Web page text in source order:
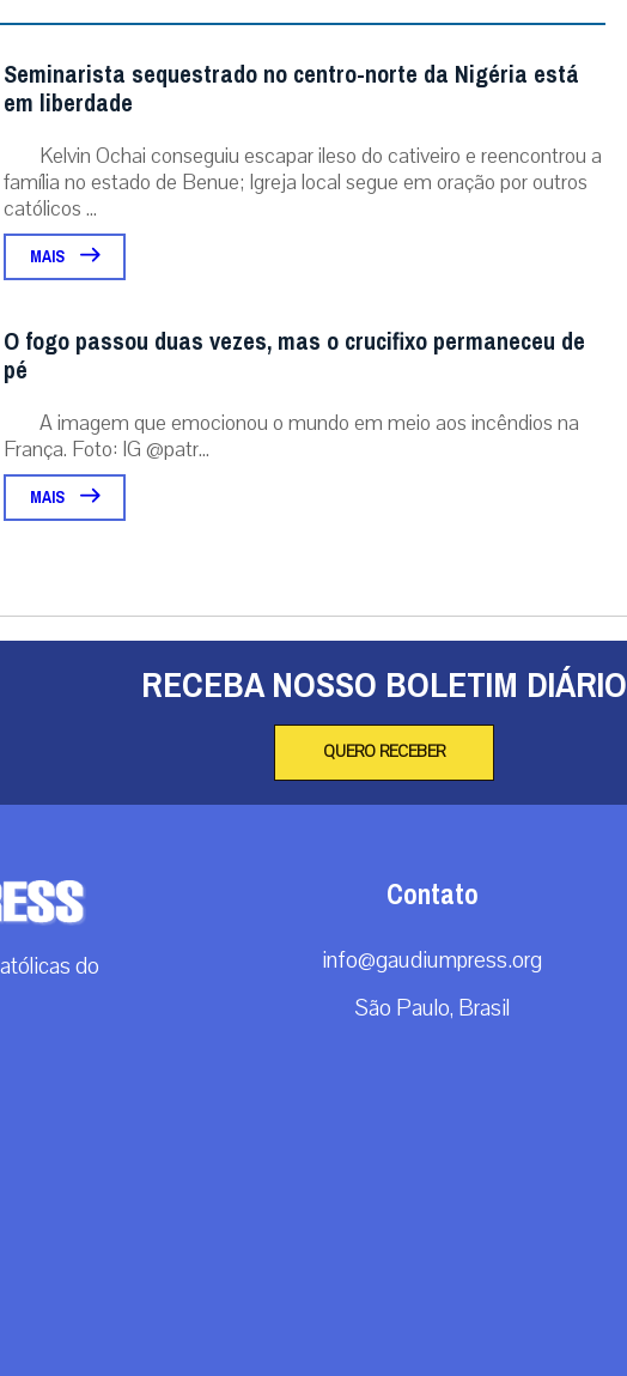
Seminarista sequestrado no centro-norte da Nigéria está
em liberdade
Kelvin Ochai conseguiu escapar ileso do cativeiro e reencontrou a
família no estado de Benue; Igreja local segue em oração por outros
católicos ...
MAIS
O fogo passou duas vezes, mas o crucifixo permaneceu de
pé
A imagem que emocionou o mundo em meio aos incêndios na
França. Foto: IG @patr...
MAIS
RECEBA NOSSO BOLETIM DIÁRIO
QUERO RECEBER
do
Contato
info@gaudiumpress.org
São Paulo, Brasil